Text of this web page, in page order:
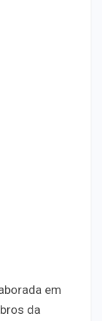
em
da